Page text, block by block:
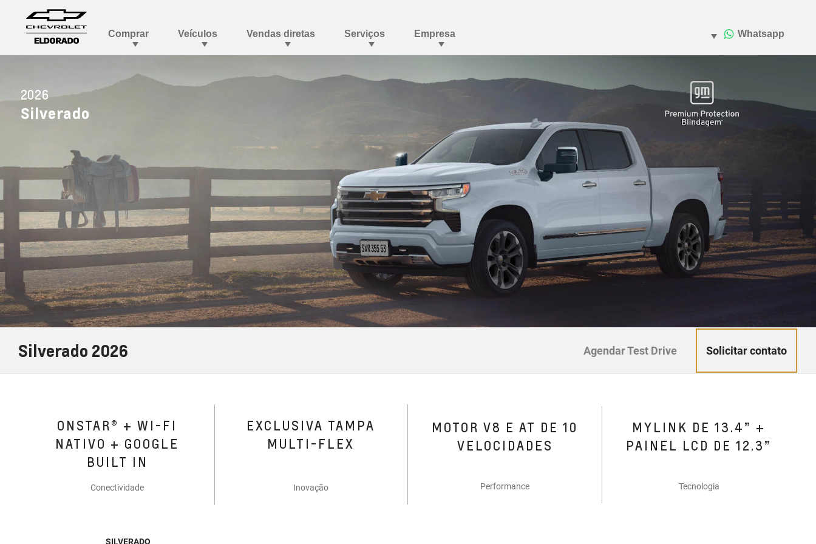
2026
Silverado
Silverado 2026 Agendar Test Drive Solicitar contato
ONSTAR® + WI-FI
NATIVO + GOOGLE
BUILT IN
Conectividade
EXCLUSIVA TAMPA
MULTI-FLEX
Inovação
MOTOR V8 E AT DE 10
VELOCIDADES
Performance
MYLINK DE 13.4” +
PAINEL LCD DE 12.3”
Tecnologia
SILVERADO